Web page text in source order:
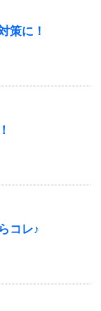
策に！
コレ♪